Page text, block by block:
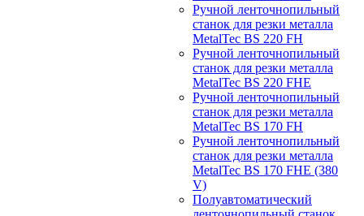
Ручной ленточнопильный
станок для резки металла
MetalTec BS 220 FH
Ручной ленточнопильный
станок для резки металла
MetalTec BS 220 FHЕ
Ручной ленточнопильный
станок для резки металла
MetalTec BS 170 FH
Ручной ленточнопильный
станок для резки металла
MetalTec BS 170 FHE (380
V)
Полуавтоматический